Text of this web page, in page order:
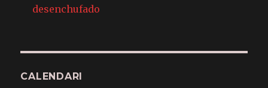
desenchufado
CALENDARI